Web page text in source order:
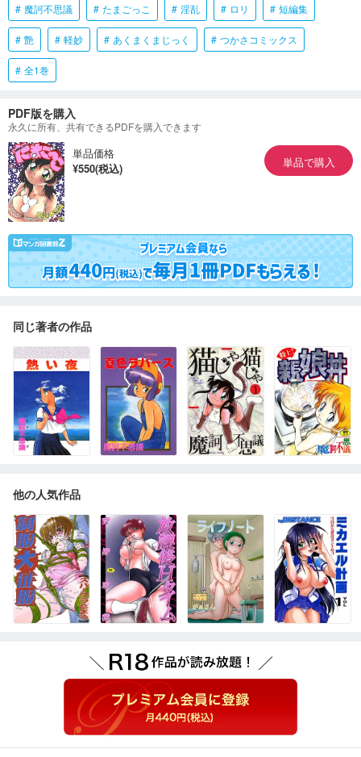
魔訶不思議 たまごっこ 淫乱 ロリ 短編集
艶 軽妙 あくまくまじっく つかさコミックス
全1巻
PDF版を購入
永久に所有、共有できるPDFを購入できます
単品価格
¥550(税込)
単品で購入
同じ著者の作品
他の人気作品